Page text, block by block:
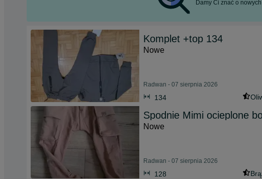
Damy Ci znać o
Komplet +top 134
Nowe
Radwan - 07 sierpnia 2026
134
Spodnie Mimi ocieplone
Nowe
Radwan - 07 sierpnia 2026
128